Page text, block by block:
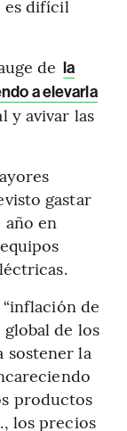
es difícil
de la
a elevarla
y avivar las
gastar
año en
de
global de los
sostener la
productos
los precios